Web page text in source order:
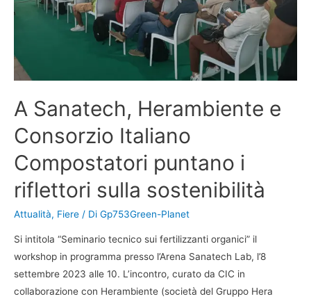
A Sanatech, Herambiente e
Consorzio Italiano
Compostatori puntano i
riflettori sulla sostenibilità
Attualità, Fiere / Di Gp753Green-Planet
Si intitola “Seminario tecnico sui fertilizzanti organici” il
workshop in programma presso l’Arena Sanatech Lab, l’8
settembre 2023 alle 10. L’incontro, curato da CIC in
collaborazione con Herambiente (società del Gruppo Hera